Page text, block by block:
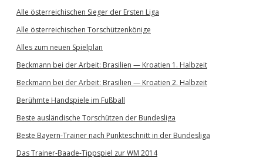
Alle österreichischen Sieger der Ersten Liga
Alle österreichischen Torschützenkönige
Alles zum neuen Spielplan
Beckmann bei der Arbeit: Brasilien — Kroatien 1. Halbzeit
Beckmann bei der Arbeit: Brasilien — Kroatien 2. Halbzeit
Berühmte Handspiele im Fußball
Beste ausländische Torschützen der Bundesliga
Beste Bayern-Trainer nach Punkteschnitt in der Bundesliga
Das Trainer-Baade-Tippspiel zur WM 2014